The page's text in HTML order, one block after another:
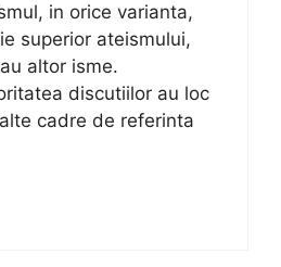
in orice varianta,
superior ateismului,
altor isme.
discutiilor au loc
cadre de referinta